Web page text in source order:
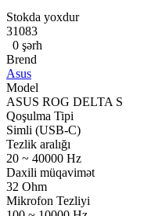
Stokda yoxdur
31083
0 şərh
Brend
Asus
Model
ASUS ROG DELTA S
Qoşulma Tipi
Simli (USB-C)
Tezlik aralığı
20 ~ 40000 Hz
Daxili müqavimət
32 Ohm
Mikrofon Tezliyi